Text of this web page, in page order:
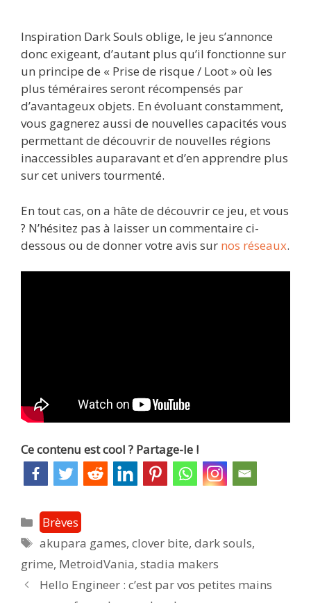
Inspiration Dark Souls oblige, le jeu s’annonce
donc exigeant, d’autant plus qu’il fonctionne sur
un principe de « Prise de risque / Loot » où les
plus téméraires seront récompensés par
d’avantageux objets. En évoluant constamment,
vous gagnerez aussi de nouvelles capacités vous
permettant de découvrir de nouvelles régions
inaccessibles auparavant et d’en apprendre plus
sur cet univers tourmenté.
En tout cas, on a hâte de découvrir ce jeu, et vous
? N’hésitez pas à laisser un commentaire ci-
dessous ou de donner votre avis sur nos réseaux.
Ce contenu est cool ? Partage-le !
Catégories
Brèves
Étiquettes
akupara games,clover bite,dark souls,
grime, MetroidVania, stadia makers
PostHello Engineer : c’est par vos petites mains